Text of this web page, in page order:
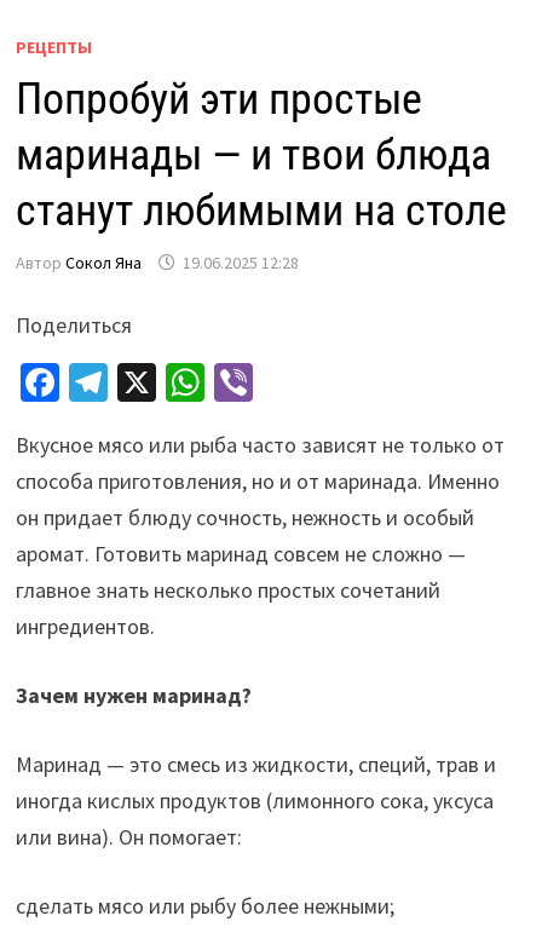
РЕЦЕПТЫ
Попробуй эти простые
маринады — и твои блюда
станут любимыми на столе
Автор Сокол Яна 19.06.2025 12:28
Поделиться
Fa
b
o
o
k
Te
gr
a
m
X W
at
sA
p
p
Vi
er
Вкусное мясо или рыба часто зависят не только от
способа приготовления, но и от маринада. Именно
он придает блюду сочность, нежность и особый
аромат. Готовить маринад совсем не сложно —
главное знать несколько простых сочетаний
ингредиентов.
Зачем нужен маринад?
Маринад — это смесь из жидкости, специй, трав и
иногда кислых продуктов (лимонного сока, уксуса
или вина). Он помогает:
сделать мясо или рыбу более нежными;